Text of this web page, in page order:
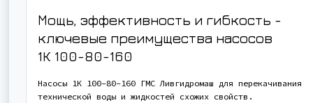
Мощь, эффективность и гибкость -
ключевые преимущества насосов
1К 100-80-160
Насосы 1К 100-80-160 ГМС Ливгидромаш для перекачивания
технической воды и жидкостей схожих свойств.